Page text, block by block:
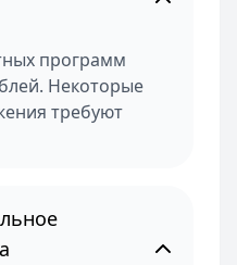
программ
Некоторые
требуют